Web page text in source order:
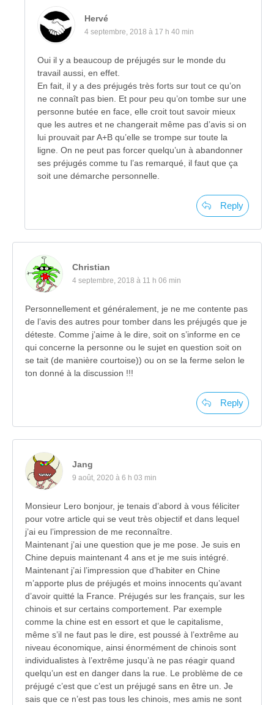
Hervé
4 septembre, 2018 à 17 h 40 min
Oui il y a beaucoup de préjugés sur le monde du
travail aussi, en effet.
En fait, il y a des préjugés très forts sur tout ce qu’on
ne connaît pas bien. Et pour peu qu’on tombe sur une
personne butée en face, elle croit tout savoir mieux
que les autres et ne changerait même pas d’avis si on
lui prouvait par A+B qu’elle se trompe sur toute la
ligne. On ne peut pas forcer quelqu’un à abandonner
ses préjugés comme tu l’as remarqué, il faut que ça
soit une démarche personnelle.
Reply
Christian
4 septembre, 2018 à 11 h 06 min
Personnellement et généralement, je ne me contente pas
de l’avis des autres pour tomber dans les préjugés que je
déteste. Comme j’aime à le dire, soit on s’informe en ce
qui concerne la personne ou le sujet en question soit on
se tait (de manière courtoise)) ou on se la ferme selon le
ton donné à la discussion !!!
Reply
Jang
9 août, 2020 à 6 h 03 min
Monsieur Lero bonjour, je tenais d’abord à vous féliciter
pour votre article qui se veut très objectif et dans lequel
j’ai eu l’impression de me reconnaître.
Maintenant j’ai une question que je me pose. Je suis en
Chine depuis maintenant 4 ans et je me suis intégré.
Maintenant j’ai l’impression que d’habiter en Chine
m’apporte plus de préjugés et moins innocents qu’avant
d’avoir quitté la France. Préjugés sur les français, sur les
chinois et sur certains comportement. Par exemple
comme la chine est en essort et que le capitalisme,
même s’il ne faut pas le dire, est poussé à l’extrême au
niveau économique, ainsi énormément de chinois sont
individualistes à l’extrême jusqu’à ne pas réagir quand
quelqu’un est en danger dans la rue. Le problème de ce
préjugé c’est que c’est un préjugé sans en être un. Je
sais que ce n’est pas tous les chinois, mes amis ne sont